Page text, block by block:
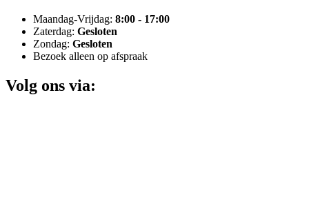
Maandag-Vrijdag: 8:00 - 17:00
Zaterdag: Gesloten
Zondag: Gesloten
Bezoek alleen op afspraak
Volg ons via: